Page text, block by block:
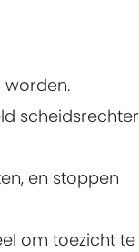
worden.
scheidsrechter
en stoppen
om toezicht te